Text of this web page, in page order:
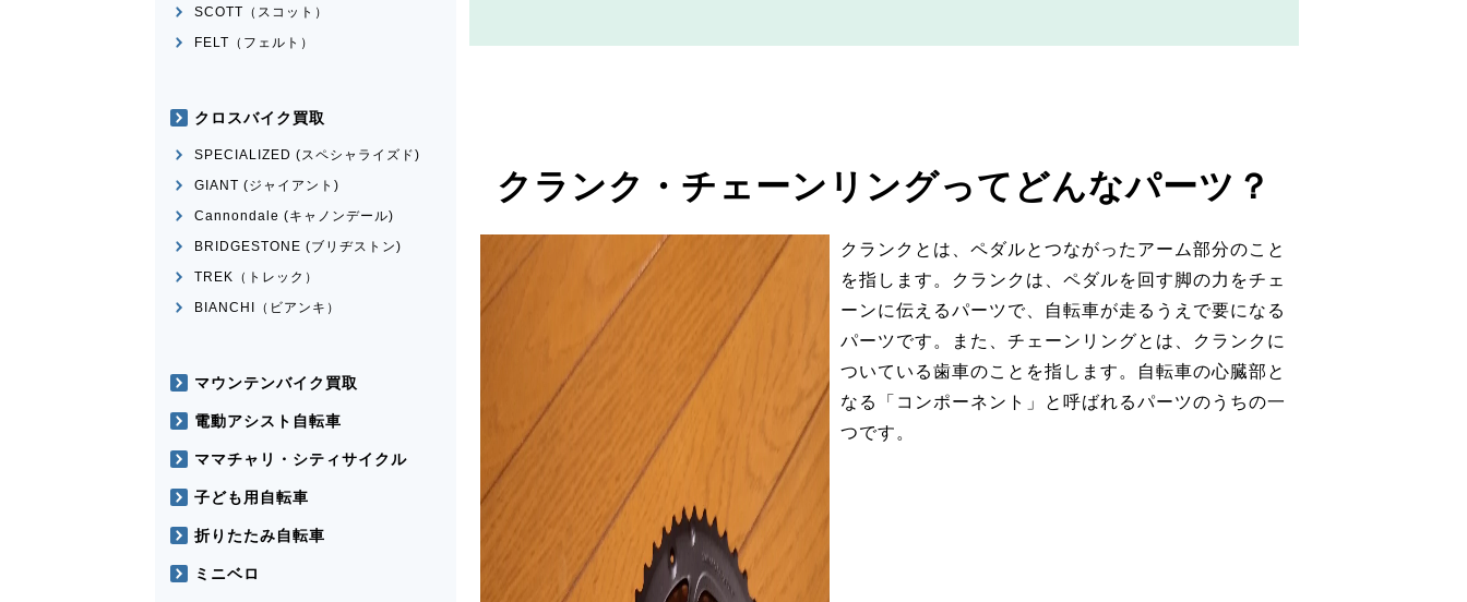
クランク・チェーンリングってどんなパーツ？
クランクとは、ペダルとつながったアーム部分のこと
を指します。クランクは、ペダルを回す脚の力をチェ
ーンに伝えるパーツで、自転車が走るうえで要になる
パーツです。また、チェーンリングとは、クランクに
ついている歯車のことを指します。自転車の心臓部と
なる「コンポーネント」と呼ばれるパーツのうちの一
つです。
SCOTT（スコット）
FELT（フェルト）
クロスバイク買取
SPECIALIZED (スペシャライズド)
GIANT (ジャイアント)
Cannondale (キャノンデール)
BRIDGESTONE (ブリヂストン)
TREK（トレック）
BIANCHI（ビアンキ）
マウンテンバイク買取
電動アシスト自転車
ママチャリ・シティサイクル
子ども用自転車
折りたたみ自転車
ミニベロ